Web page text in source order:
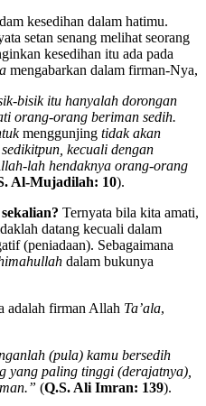
kesedihan dalam hatimu.
setan senang melihat seorang
kesedihan itu ada pada
mengabarkan dalam firman-Nya,
bisik itu hanyalah dorongan
orang-orang beriman sedih.
menggunjing tidak akan
kecuali dengan
lah hendaknya orang-orang
Al-Mujadilah: 10).
Ternyata bila kita amati,
datang kecuali dalam
(peniadaan). Sebagaimana
dalam bukunya
adalah firman Allah Ta’ala,
(pula) kamu bersedih
yang paling tinggi (derajatnya),
(Q.S. Ali Imran: 139).